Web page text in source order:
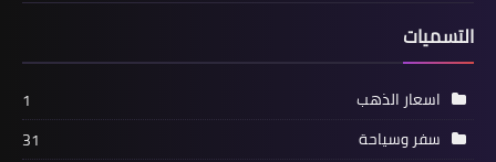
التسميات
اسعار الذهب
1
سفر وسياحة
31